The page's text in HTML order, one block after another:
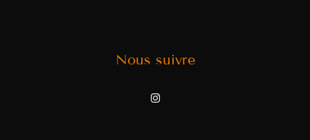
Nous suivre